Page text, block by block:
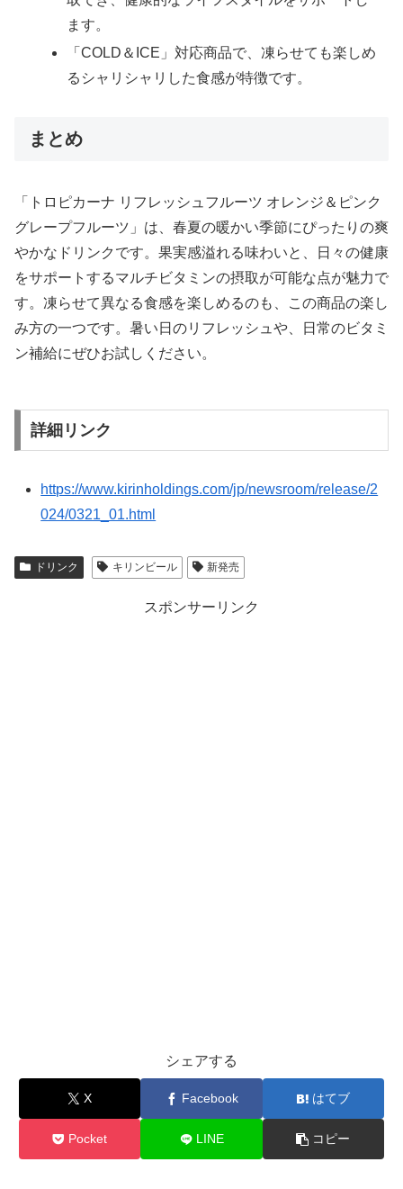
ます。
「COLD＆ICE」対応商品で、凍らせても楽しめ
るシャリシャリした食感が特徴です。
まとめ
「トロピカーナ リフレッシュフルーツ オレンジ＆ピンク
グレープフルーツ」は、春夏の暖かい季節にぴったりの爽
やかなドリンクです。果実感溢れる味わいと、日々の健康
をサポートするマルチビタミンの摂取が可能な点が魅力で
す。凍らせて異なる食感を楽しめるのも、この商品の楽し
み方の一つです。暑い日のリフレッシュや、日常のビタミ
ン補給にぜひお試しください。
詳細リンク
https://www.kirinholdings.com/jp/newsroom/release/2
024/0321_01.html
ドリンク キリンビール 新発売
スポンサーリンク
シェアする
X Facebook はてブ
Pocket LINE コピー